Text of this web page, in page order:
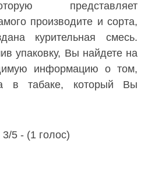
представляет
производите и сорта,
курительная смесь.
упаковку, Вы найдете на
информацию о том,
в табаке, который Вы
3/5 - (1 голос)